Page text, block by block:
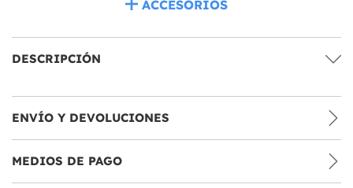
ACCESORIOS
DESCRIPCIÓN
ENVÍO Y DEVOLUCIONES
MEDIOS DE PAGO